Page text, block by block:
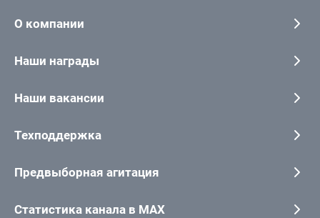
О компании
Наши награды
Наши вакансии
Техподдержка
Предвыборная агитация
Статистика канала в MAX